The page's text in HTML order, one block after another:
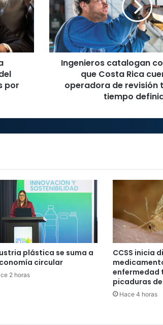
por
que
Costa
Rica
cuente
con
operadora
revisión
Ingenieros catalogan
que Costa Rica
operadora de revisión
tiempo
plástica se suma a
circular
2 horas
CCSS inicia
enfermedad
picaduras
Hace 4 horas